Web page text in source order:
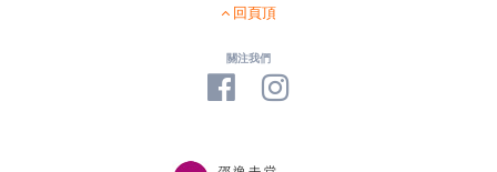
回頁頂
關注我們